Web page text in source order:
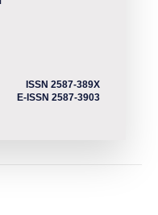
ISSN 2587-389X
E-ISSN 2587-3903